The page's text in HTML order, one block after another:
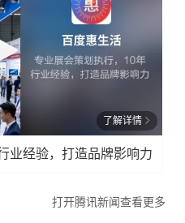
了解详情
业经验，打造品牌影响力
打开腾讯新闻查看更多